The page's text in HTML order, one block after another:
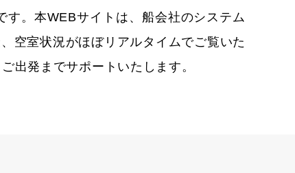
。本WEBサイトは、船会社のシステム
空室状況がほぼリアルタイムでご覧いた
出発までサポートいたします。